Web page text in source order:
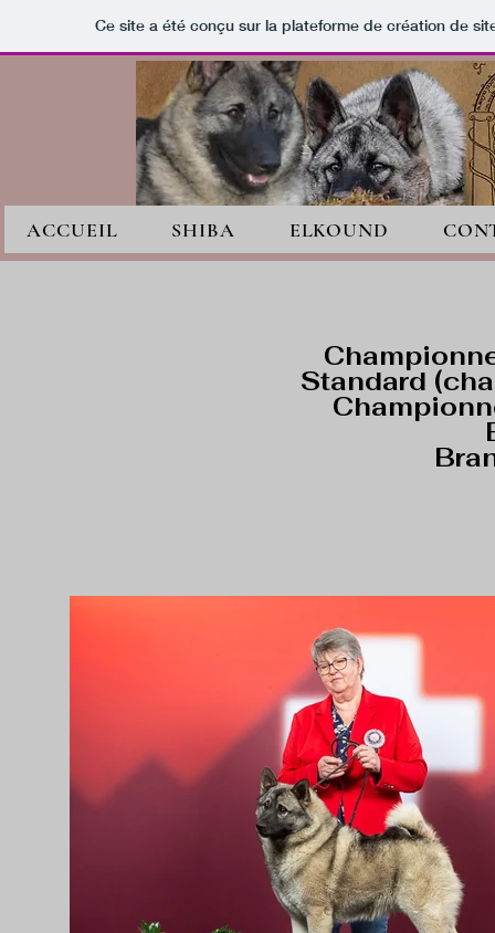
Ce site a été conçu sur la plateforme de création de
ACCUEIL SHIBA ELKOUND
Standard